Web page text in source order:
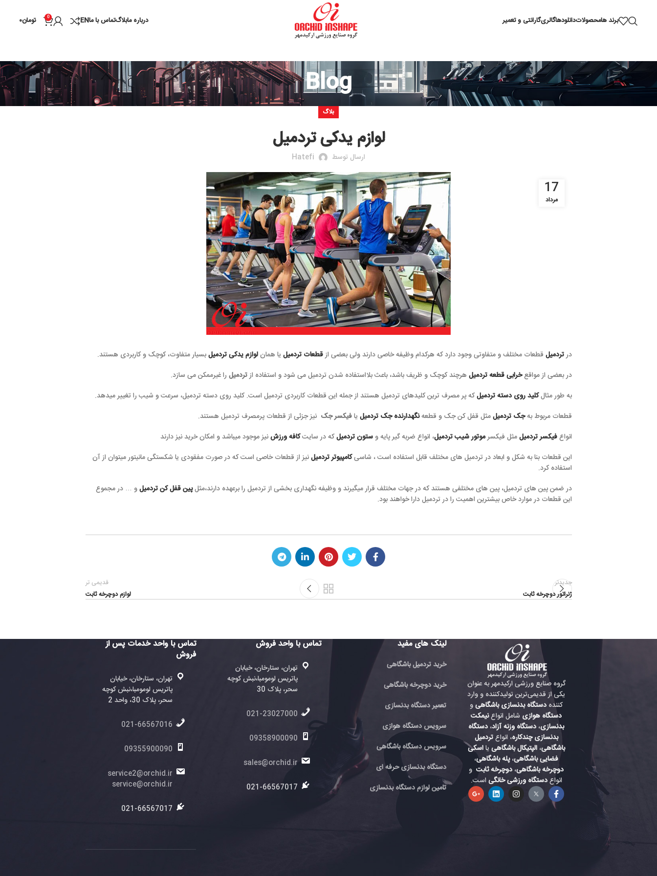
برند هامحصولاتدانلودهاگالریگارانتی و تعمیر درباره مابلاگتماس با ماEN
0 تومان۰
Blog
بلاگ
لوازم یدکی تردمیل
ارسال توسط Hatefi
17
مرداد
درتردمیل قطعات مختلف و متفاوتی وجود دارد که هرکدام وظیفه خاصی دارند ولی بعضی ازقطعات تردمیل یا همانلوازم یدکی تردمیلبسیار متفاوت، کوچک و کاربردی هستند.
در بعضی از مواقعخرابی قطعه تردمیل هرچند کوچک و ظریف باشد، باعث بلااستفاده شدن تردمیل می شود و استفاده ازتردمیل را غیرممکن می سازد.
به طور مثالکلید روی دسته تردمیلکه پر مصرف ترین کلیدهای تردمیل هستند از جمله این قطعات کاربردی تردمیل است. کلید روی دسته تردمیل، سرعت و شیب را تغییر میدهد.
قطعات مربوط بهجک تردمیلمثل قفل کن جک و قطعهنگهدارنده جک تردمیل یافیکسر جک نیز جزئی از قطعات پرمصرف تردمیل هستند.
انواعفیکسر تردمیلمثل فیکسرموتور شیب تردمیل، انواع ضربه گیر پایه وستون تردمیلکه در سایتکافه ورزشنیز موجود میباشد و امکان خرید نیز دارند
این قطعات بنا به شکل و ابعاد در تردمیل های مختلف قابل استفاده است ، شاسیکامپیوتر تردمیلنیز از قطعات خاصی است که در صورت مفقودی یا شکستگی مانیتور میتوان از آن
استفاده کرد.
در ضمن پین های تردمیل، پین های مختلفی هستند که در جهات مختلف قرار میگیرند و وظیفه نگهداری بخشی از تردمیل را برعهده دارند،مثلپین قفل کن تردمیلو … در مجموع
این قطعات در موارد خاص بیشترین اهمیت را در تردمیل دارا خواهند بود.
جدیدتر
ژنراتور دوچرخه ثابت
قدیمی تر
لوازم دوچرخه ثابت
گروه صنایع ورزشی ارکیدمهر به عنوان
یکی از قدیمی‌ترین تولیدکننده و وارد
کننده دستگاه بدنسازی باشگاهیو
دستگاه هوازی شامل انواعنیمکت
بدنسازی، دستگاه وزنه آزاد، دستگاه
بدنسازی چندکاره، انواعتردمیل
باشگاهی، الپتیکال باشگاهی یااسکی
فضایی باشگاهی،پله باشگاهی،
دوچرخه باشگاهی، دوچرخه ثابت و
انواعدستگاه ورزشی خانگی است.
لینک های مفید
خرید تردمیل باشگاهی
خرید دوچرخه باشگاهی
تعمیر دستگاه بدنسازی
سرویس دستگاه هوازی
سرویس دستگاه باشگاهی
دستگاه بدنسازی حرفه ای
تامین لوازم دستگاه بدنسازی
تماس با واحد فروش
تهران، ستارخان، خیابان
پاتریس لومومبا،نبش کوچه
سحر، پلاک 30
021-23027000
09358900090
sales@orchid.ir
021-66567017
تماس با واحد خدمات پس از
فروش
تهران، ستارخان، خیابان
پاتریس لومومبا،نبش کوچه
سحر، پلاک 30، واحد 2
021-66567016
09355900090
service2@orchid.ir
service@orchid.ir
021-66567017